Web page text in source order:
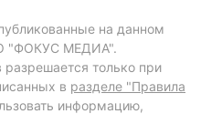
на данном
"ФОКУС МЕДИА".
только при
в разделе "Правила
информацию,